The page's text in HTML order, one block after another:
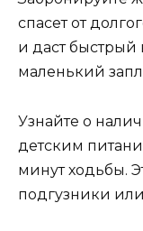
спасет от
и даст быстрый
маленький
Узнайте о
детским
минут ходьбы.
подгузники